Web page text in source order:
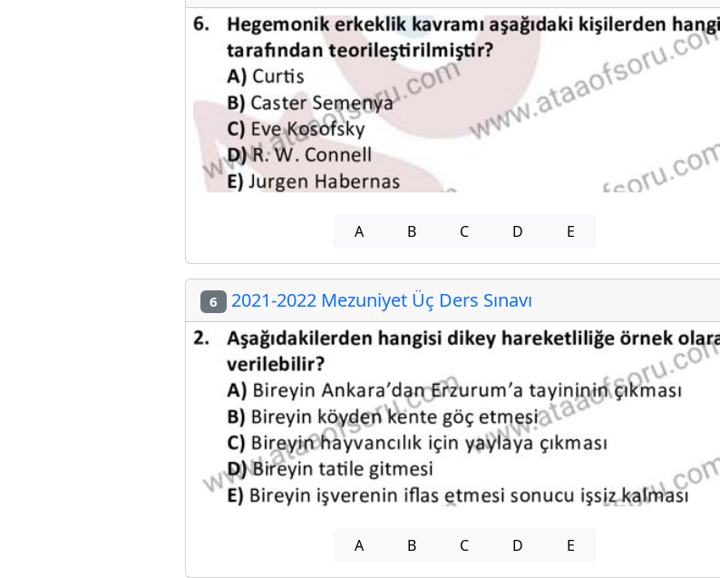
A B C D E
6 2021-2022 Mezuniyet Üç Ders Sınavı
A B C D E